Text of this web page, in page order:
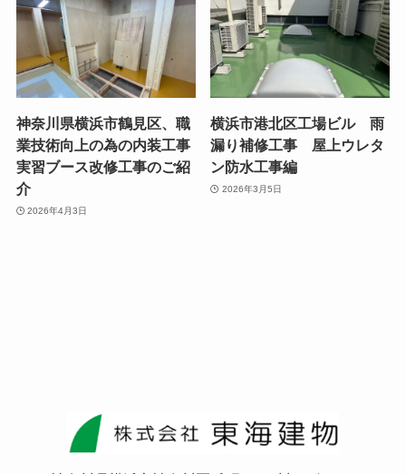
神奈川県横浜市鶴見区、職
業技術向上の為の内装工事
実習ブース改修工事のご紹
介
2026年4月3日
横浜市港北区工場ビル 雨
漏り補修工事 屋上ウレタ
ン防水工事編
2026年3月5日